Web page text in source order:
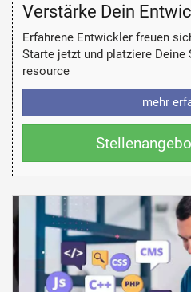
Verstärke Dein
Erfahrene Entwickler freuen
Starte jetzt und platziere Deine
resource
mehr